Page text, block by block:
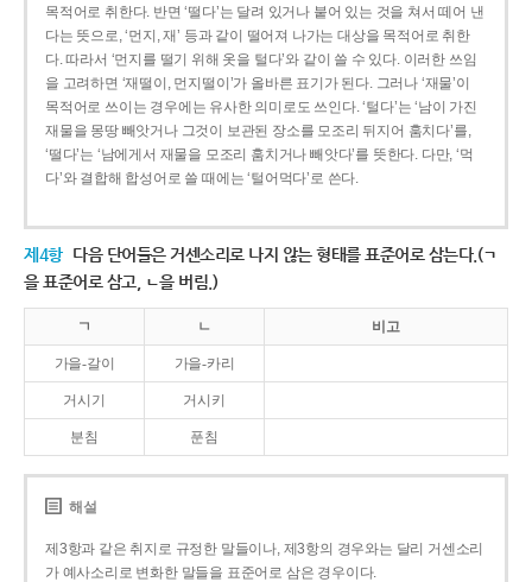
목적어로 취한다. 반면 ‘떨다’는 달려 있거나 붙어 있는 것을 쳐서 떼어 낸
다는 뜻으로, ‘먼지, 재’ 등과 같이 떨어져 나가는 대상을 목적어로 취한
다. 따라서 ‘먼지를 떨기 위해 옷을 털다’와 같이 쓸 수 있다. 이러한 쓰임
을 고려하면 ‘재떨이, 먼지떨이’가 올바른 표기가 된다. 그러나 ‘재물’이
목적어로 쓰이는 경우에는 유사한 의미로도 쓰인다. ‘털다’는 ‘남이 가진
재물을 몽땅 빼앗거나 그것이 보관된 장소를 모조리 뒤지어 훔치다’를,
‘떨다’는 ‘남에게서 재물을 모조리 훔치거나 빼앗다’를 뜻한다. 다만, ‘먹
다’와 결합해 합성어로 쓸 때에는 ‘털어먹다’로 쓴다.
제4항 다음 단어들은 거센소리로 나지 않는 형태를 표준어로 삼는다.(ㄱ
을 표준어로 삼고, ㄴ을 버림.)
ㄱ ㄴ 비고
가을-갈이 가을-카리
거시기 거시키
분침 푼침
해설
제3항과 같은 취지로 규정한 말들이나, 제3항의 경우와는 달리 거센소리
가 예사소리로 변화한 말들을 표준어로 삼은 경우이다.